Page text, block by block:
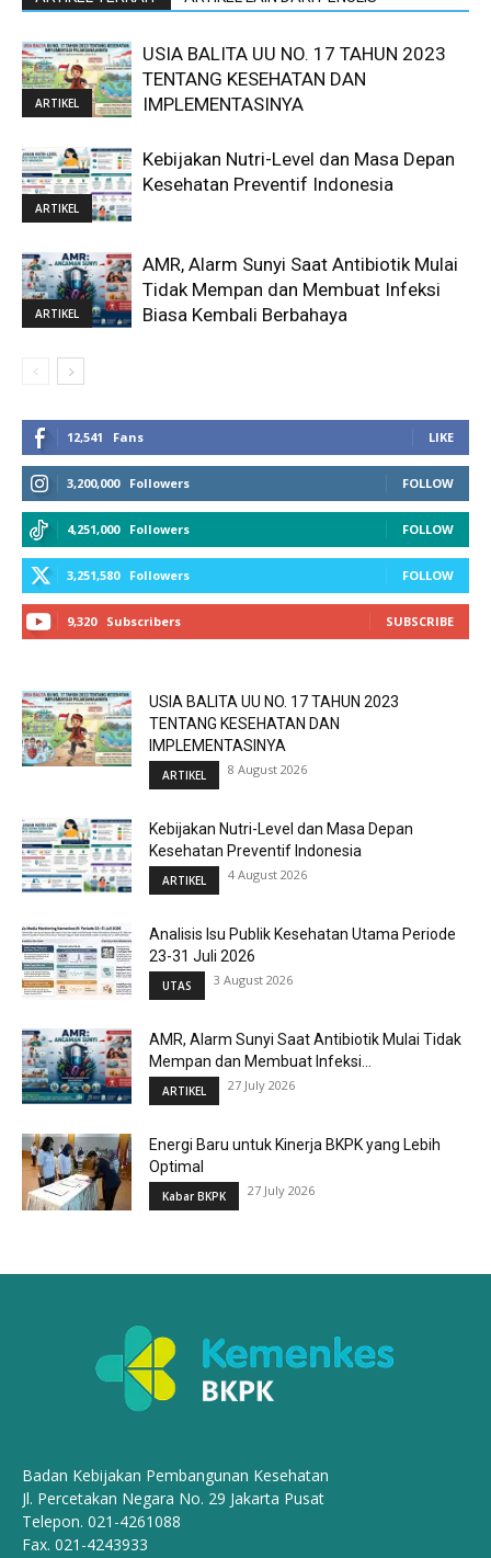
ARTIKEL
USIA BALITA UU NO. 17 TAHUN 2023
TENTANG KESEHATAN DAN
IMPLEMENTASINYA
ARTIKEL
Kebijakan Nutri-Level dan Masa Depan
Kesehatan Preventif Indonesia
ARTIKEL
AMR, Alarm Sunyi Saat Antibiotik Mulai
Tidak Mempan dan Membuat Infeksi
Biasa Kembali Berbahaya
12,541 Fans LIKE
3,200,000 Followers FOLLOW
4,251,000 Followers FOLLOW
3,251,580 Followers FOLLOW
9,320 Subscribers SUBSCRIBE
USIA BALITA UU NO. 17 TAHUN 2023
TENTANG KESEHATAN DAN
IMPLEMENTASINYA
ARTIKEL 8 August 2026
Kebijakan Nutri-Level dan Masa Depan
Kesehatan Preventif Indonesia
ARTIKEL 4 August 2026
Analisis Isu Publik Kesehatan Utama Periode
23-31 Juli 2026
UTAS 3 August 2026
AMR, Alarm Sunyi Saat Antibiotik Mulai Tidak
Mempan dan Membuat Infeksi...
ARTIKEL 27 July 2026
Energi Baru untuk Kinerja BKPK yang Lebih
Optimal
Kabar BKPK 27 July 2026
Badan Kebijakan Pembangunan Kesehatan
Jl. Percetakan Negara No. 29 Jakarta Pusat
Telepon. 021-4261088
Fax. 021-4243933